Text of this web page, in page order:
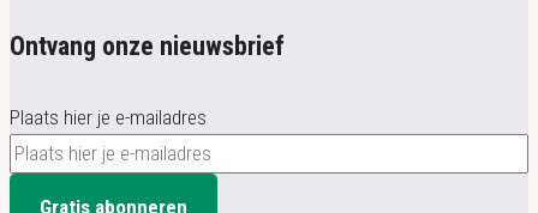
Ontvang onze nieuwsbrief
Plaats hier je e-mailadres